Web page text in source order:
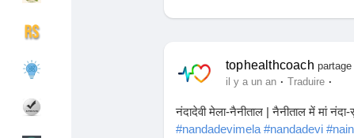
Pages aimées
tophealthcoach
il y a un an · Traduire ·
नंदादेवी मेला-नैनीताल | नैनीताल में मां
#nandadevimela #nandadevi